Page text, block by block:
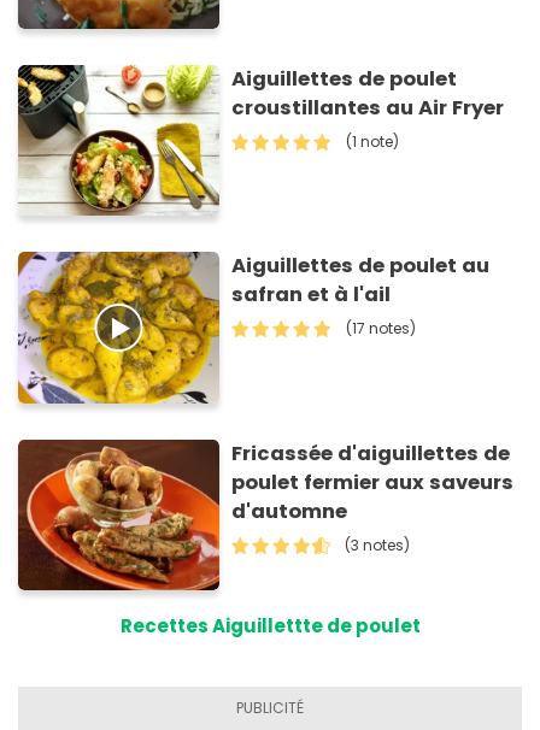
Aiguillettes de poulet
croustillantes au Air Fryer
(1 note)
Aiguillettes de poulet au
safran et à l'ail
(17 notes)
Fricassée d'aiguillettes de
poulet fermier aux saveurs
d'automne
(3 notes)
Recettes Aiguillettte de poulet